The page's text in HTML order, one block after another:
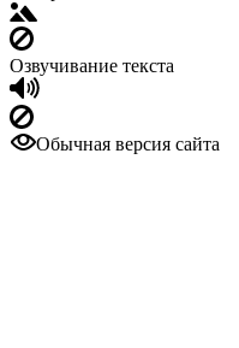
Озвучивание текста
Обычная версия сайта